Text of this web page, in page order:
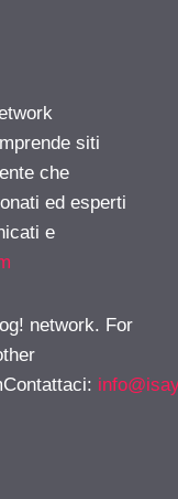
siti
che
ed esperti
e
network. For
: